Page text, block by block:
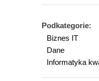
Podkategorie:
Biznes IT
Dane
Informatyka